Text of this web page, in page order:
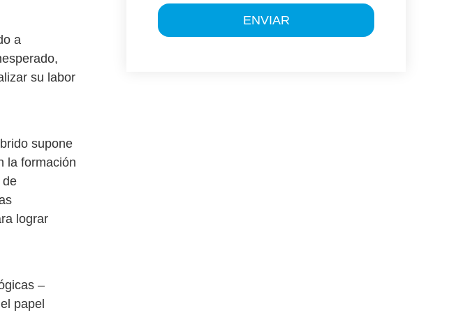
a
su labor
supone
la formación
de
lograr
–
papel
ENVIAR